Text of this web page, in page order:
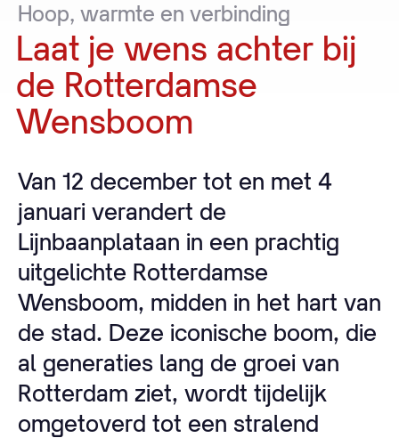
Hoop, warmte en verbinding
Laat je wens achter bij
de Rotterdamse
Wensboom
Van 12 december tot en met 4
januari verandert de
Lijnbaanplataan in een prachtig
uitgelichte Rotterdamse
Wensboom, midden in het hart van
de stad. Deze iconische boom, die
al generaties lang de groei van
Rotterdam ziet, wordt tijdelijk
omgetoverd tot een stralend